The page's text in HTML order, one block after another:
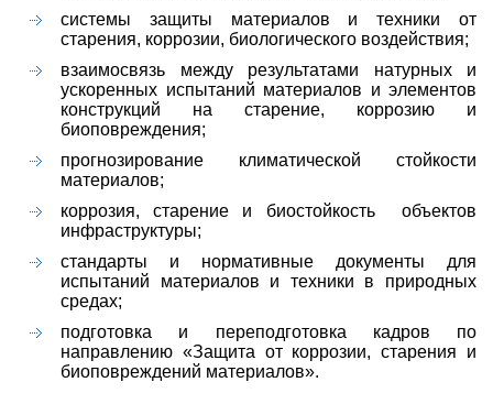
системы защиты материалов и техники от
старения, коррозии, биологического воздействия;
взаимосвязь между результатами натурных и
ускоренных испытаний материалов и элементов
конструкций на старение, коррозию и
биоповреждения;
прогнозирование климатической стойкости
материалов;
коррозия, старение и биостойкость объектов
инфраструктуры;
стандарты и нормативные документы для
испытаний материалов и техники в природных
средах;
подготовка и переподготовка кадров по
направлению «Защита от коррозии, старения и
биоповреждений материалов».